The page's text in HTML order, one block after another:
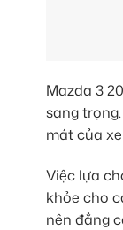
Mazda 3
sang
mát của
Việc lựa
khỏe cho
nên đẳng